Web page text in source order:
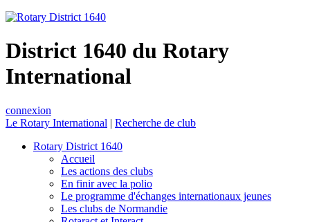
District 1640 du Rotary
International
connexion
Le Rotary International | Recherche de club
Rotary District 1640
Accueil
Les actions des clubs
En finir avec la polio
Le programme d'échanges internationaux jeunes
Les clubs de Normandie